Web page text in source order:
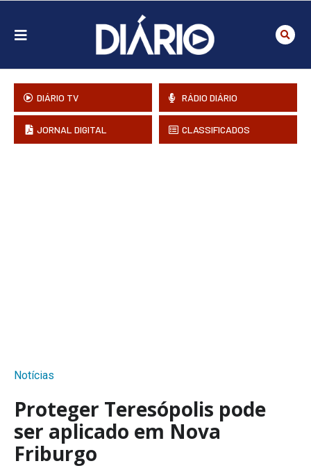
DIÁRIO TV RÁDIO DIÁRIO
JORNAL DIGITAL CLASSIFICADOS
Notícias
Proteger Teresópolis pode
ser aplicado em Nova
Friburgo